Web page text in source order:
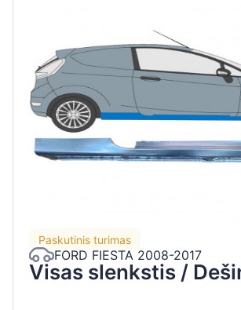
Paskutinis turimas
FORD FIESTA 2008-2017
Visas slenkstis /